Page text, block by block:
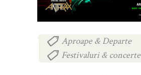
Aproape & Departe
Festivaluri & concerte